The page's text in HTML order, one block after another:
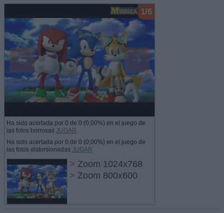
1/6
Ha sido acertada por 0 de 0 (0,00%) en el juego de
las fotos borrosas JUGAR
Ha sido acertada por 0 de 0 (0,00%) en el juego de
las fotos distorsionadas JUGAR
> Zoom 1024x768
> Zoom 800x600